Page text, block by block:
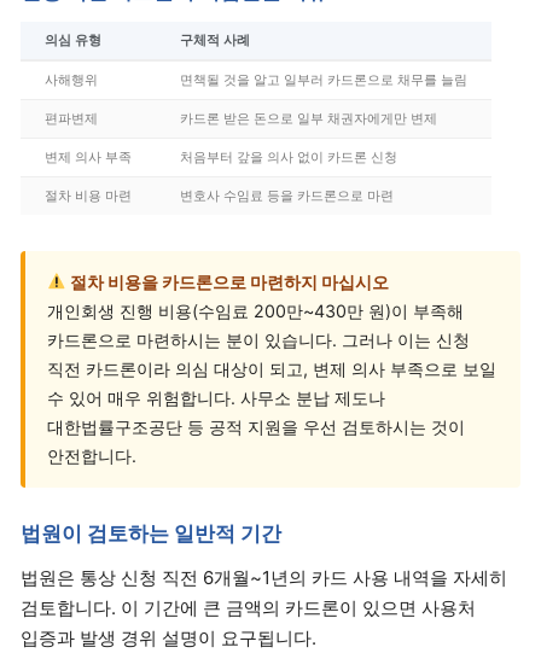
의심 유형 구체적 사례
사해행위 면책될 것을 알고 일부러 카드론으로 채무를 늘림
편파변제 카드론 받은 돈으로 일부 채권자에게만 변제
변제 의사 부족 처음부터 갚을 의사 없이 카드론 신청
절차 비용 마련 변호사 수임료 등을 카드론으로 마련
절차 비용을 카드론으로 마련하지 마십시오
개인회생 진행 비용(수임료 200만~430만 원)이 부족해
카드론으로 마련하시는 분이 있습니다. 그러나 이는 신청
직전 카드론이라 의심 대상이 되고, 변제 의사 부족으로 보일
수 있어 매우 위험합니다. 사무소 분납 제도나
대한법률구조공단 등 공적 지원을 우선 검토하시는 것이
안전합니다.
법원이 검토하는 일반적 기간
법원은 통상 신청 직전 6개월~1년의 카드 사용 내역을 자세히
검토합니다. 이 기간에 큰 금액의 카드론이 있으면 사용처
입증과 발생 경위 설명이 요구됩니다.